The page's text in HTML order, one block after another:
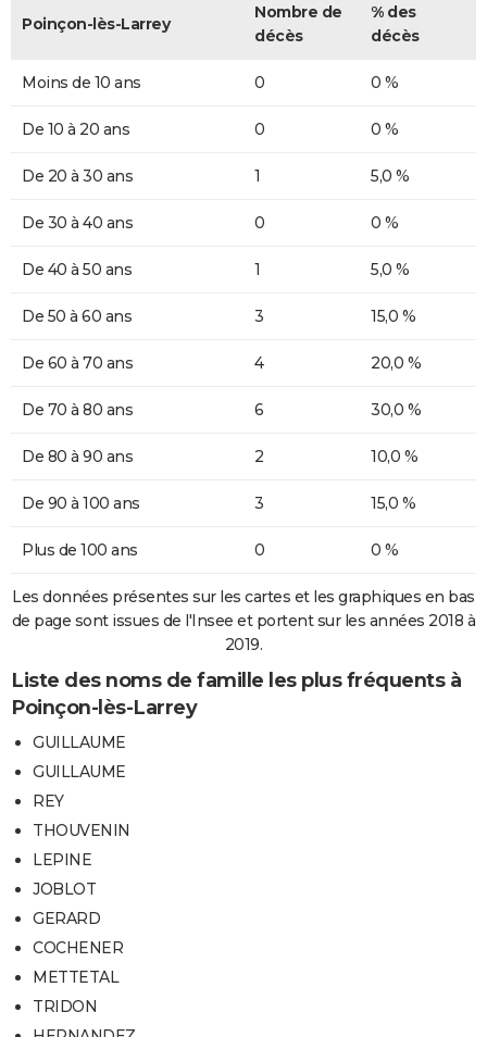
Poinçon-lès-Larrey
Nombre de
décès
% des
décès
Moins de 10 ans 0 0 %
De 10 à 20 ans 0 0 %
De 20 à 30 ans 1 5,0 %
De 30 à 40 ans 0 0 %
De 40 à 50 ans 1 5,0 %
De 50 à 60 ans 3 15,0 %
De 60 à 70 ans 4 20,0 %
De 70 à 80 ans 6 30,0 %
De 80 à 90 ans 2 10,0 %
De 90 à 100 ans 3 15,0 %
Plus de 100 ans 0 0 %
Les données présentes sur les cartes et les graphiques en bas
de page sont issues de l'Insee et portent sur les années 2018 à
2019.
Liste des noms de famille les plus fréquents à
Poinçon-lès-Larrey
GUILLAUME
GUILLAUME
REY
THOUVENIN
LEPINE
JOBLOT
GERARD
COCHENER
METTETAL
TRIDON